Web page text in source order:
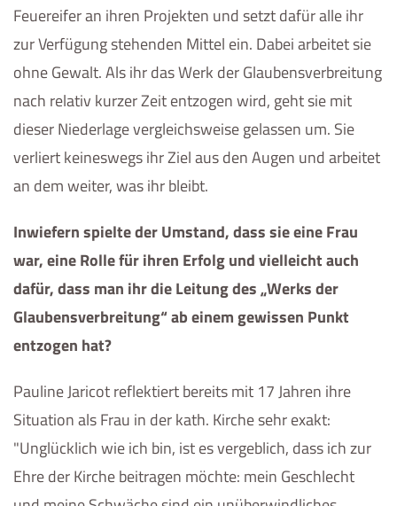
Feuereifer an ihren Projekten und setzt dafür alle ihr
zur Verfügung stehenden Mittel ein. Dabei arbeitet sie
ohne Gewalt. Als ihr das Werk der Glaubensverbreitung
nach relativ kurzer Zeit entzogen wird, geht sie mit
dieser Niederlage vergleichsweise gelassen um. Sie
verliert keineswegs ihr Ziel aus den Augen und arbeitet
an dem weiter, was ihr bleibt.
Inwiefern spielte der Umstand, dass sie eine Frau
war, eine Rolle für ihren Erfolg und vielleicht auch
dafür, dass man ihr die Leitung des „Werks der
Glaubensverbreitung“ ab einem gewissen Punkt
entzogen hat?
Pauline Jaricot reflektiert bereits mit 17 Jahren ihre
Situation als Frau in der kath. Kirche sehr exakt:
"Unglücklich wie ich bin, ist es vergeblich, dass ich zur
Ehre der Kirche beitragen möchte: mein Geschlecht